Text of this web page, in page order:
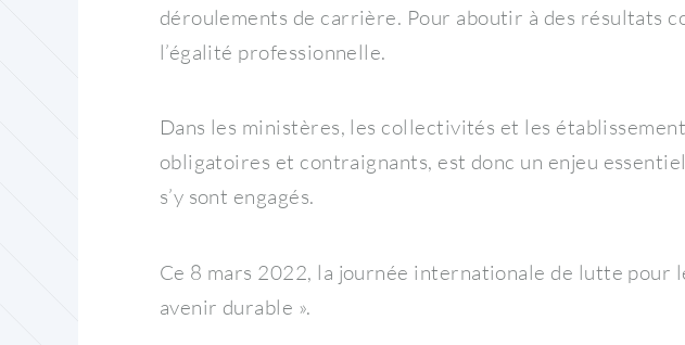
déroulements de carrière. Pour aboutir à des résultats
l’égalité professionnelle.
Dans les ministères, les collectivités et les
obligatoires et contraignants, est donc un enjeu
s’y sont engagés.
Ce 8 mars 2022, la journée internationale de lutte pour
avenir durable ».